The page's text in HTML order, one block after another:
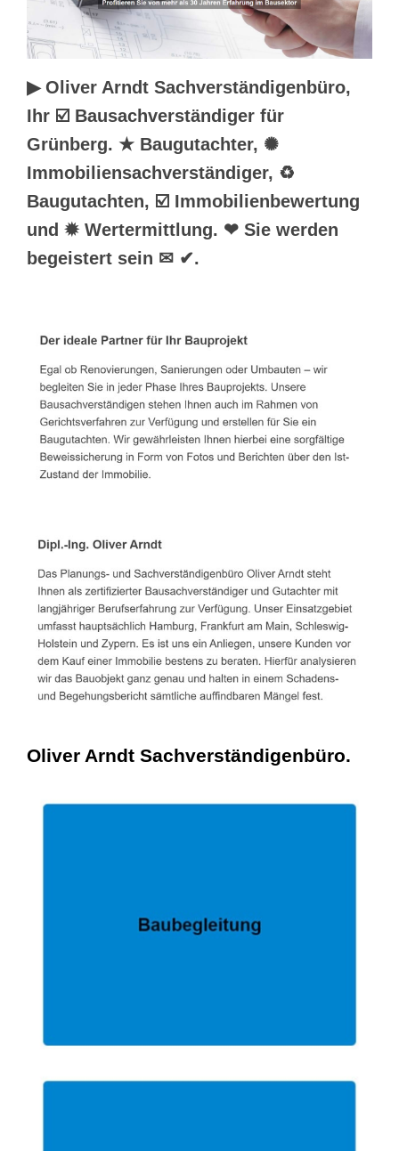
▶︎ Oliver Arndt Sachverständigenbüro,
Ihr ☑️ Bausachverständiger für
Grünberg. ★ Baugutachter, ✺
Immobiliensachverständiger, ♻
Baugutachten, ☑️ Immobilienbewertung
und ✹ Wertermittlung. ❤ Sie werden
begeistert sein ✉ ✔.
Oliver Arndt Sachverständigenbüro.